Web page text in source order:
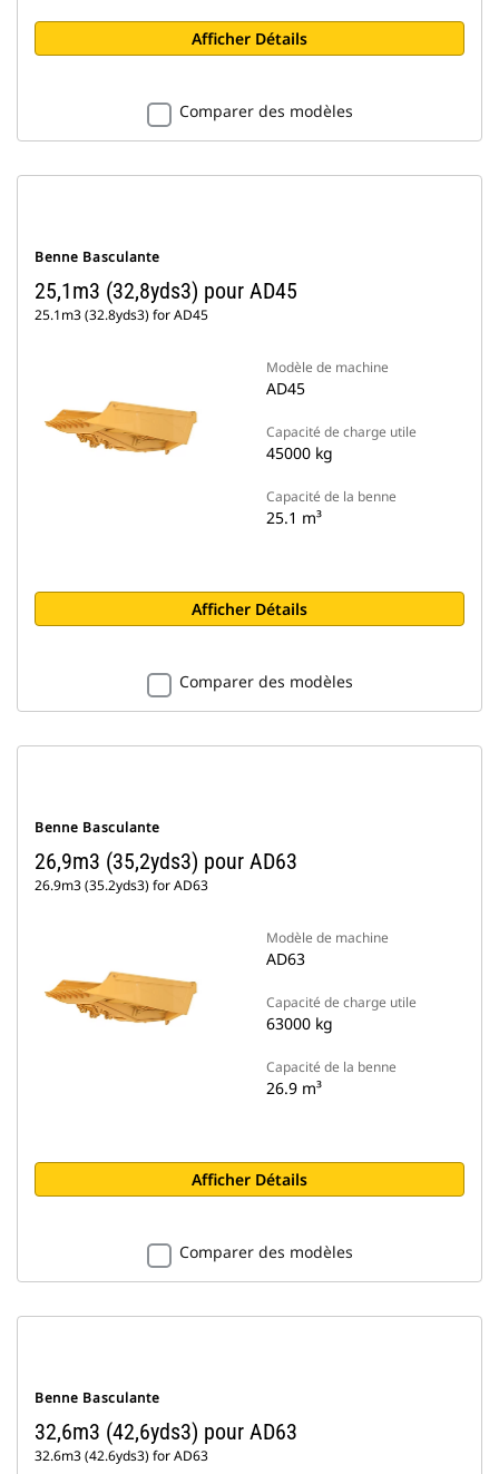
Afficher Détails
Comparer des modèles
Benne Basculante
25,1m3 (32,8yds3) pour AD45
25.1m3 (32.8yds3) for AD45
Modèle de machine
AD45
Capacité de charge utile
45000 kg
Capacité de la benne
25.1 m³
Afficher Détails
Comparer des modèles
Benne Basculante
26,9m3 (35,2yds3) pour AD63
26.9m3 (35.2yds3) for AD63
Modèle de machine
AD63
Capacité de charge utile
63000 kg
Capacité de la benne
26.9 m³
Afficher Détails
Comparer des modèles
Benne Basculante
32,6m3 (42,6yds3) pour AD63
32.6m3 (42.6yds3) for AD63